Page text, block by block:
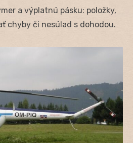
a výplatnú pásku: položky,
chyby či nesúlad s dohodou.